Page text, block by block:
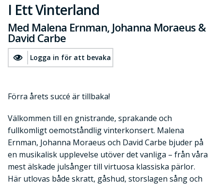
I Ett Vinterland
Med Malena Ernman, Johanna Moraeus &
David Carbe
Logga in för att bevaka
Förra årets succé är tillbaka!
Välkommen till en gnistrande, sprakande och
fullkomligt oemotståndlig vinterkonsert. Malena
Ernman, Johanna Moraeus och David Carbe bjuder på
en musikalisk upplevelse utöver det vanliga – från våra
mest älskade julsånger till virtuosa klassiska pärlor.
Här utlovas både skratt, gåshud, storslagen sång och